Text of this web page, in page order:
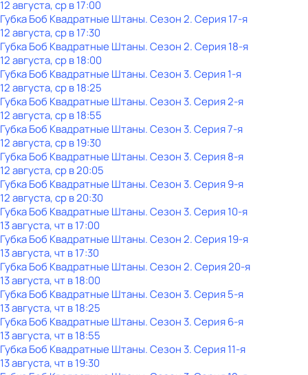
12 августа, ср в 17:00
Губка Боб Квадратные Штаны. Сезон 2. Серия 17-я
12 августа, ср в 17:30
Губка Боб Квадратные Штаны. Сезон 2. Серия 18-я
12 августа, ср в 18:00
Губка Боб Квадратные Штаны. Сезон 3. Серия 1-я
12 августа, ср в 18:25
Губка Боб Квадратные Штаны. Сезон 3. Серия 2-я
12 августа, ср в 18:55
Губка Боб Квадратные Штаны. Сезон 3. Серия 7-я
12 августа, ср в 19:30
Губка Боб Квадратные Штаны. Сезон 3. Серия 8-я
12 августа, ср в 20:05
Губка Боб Квадратные Штаны. Сезон 3. Серия 9-я
12 августа, ср в 20:30
Губка Боб Квадратные Штаны. Сезон 3. Серия 10-я
13 августа, чт в 17:00
Губка Боб Квадратные Штаны. Сезон 2. Серия 19-я
13 августа, чт в 17:30
Губка Боб Квадратные Штаны. Сезон 2. Серия 20-я
13 августа, чт в 18:00
Губка Боб Квадратные Штаны. Сезон 3. Серия 5-я
13 августа, чт в 18:25
Губка Боб Квадратные Штаны. Сезон 3. Серия 6-я
13 августа, чт в 18:55
Губка Боб Квадратные Штаны. Сезон 3. Серия 11-я
13 августа, чт в 19:30